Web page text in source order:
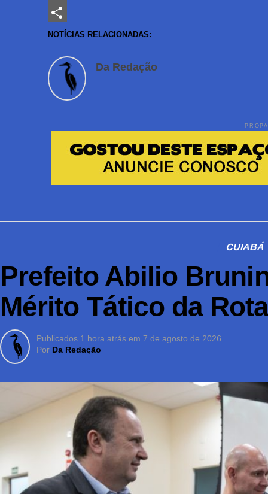
LinkedIn
Share
NOTÍCIAS RELACIONADAS:
Da Redação
CUIABÁ
Prefeito Abilio
Mérito Tático da
Publicados 1 hora atrás em 7 de agosto de 2026
Por Da Redação